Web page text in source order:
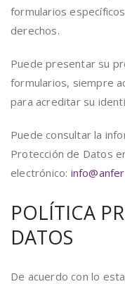
formularios
derechos.
Puede presentar su
formularios, siempre
para acreditar su
Puede consultar la
Protección de Datos
electrónico: info@
POLÍTICA
DATOS
De acuerdo con lo